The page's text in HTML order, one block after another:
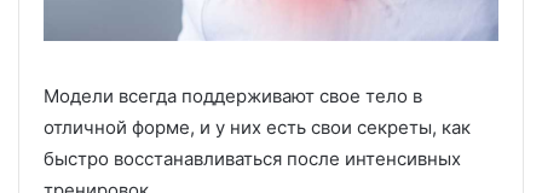
Модели всегда поддерживают свое тело в
отличной форме, и у них есть свои секреты, как
быстро восстанавливаться после интенсивных